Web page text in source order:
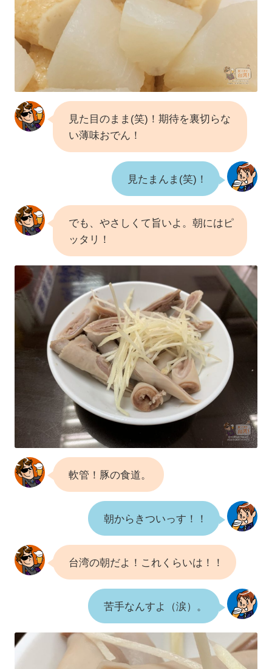
見た目のまま(笑)！期待を裏切らな
い薄味おでん！
見たまんま(笑)！
でも、やさしくて旨いよ。朝にはピ
ッタリ！
軟管！豚の食道。
朝からきついっす！！
台湾の朝だよ！これくらいは！！
苦手なんすよ（涙）。